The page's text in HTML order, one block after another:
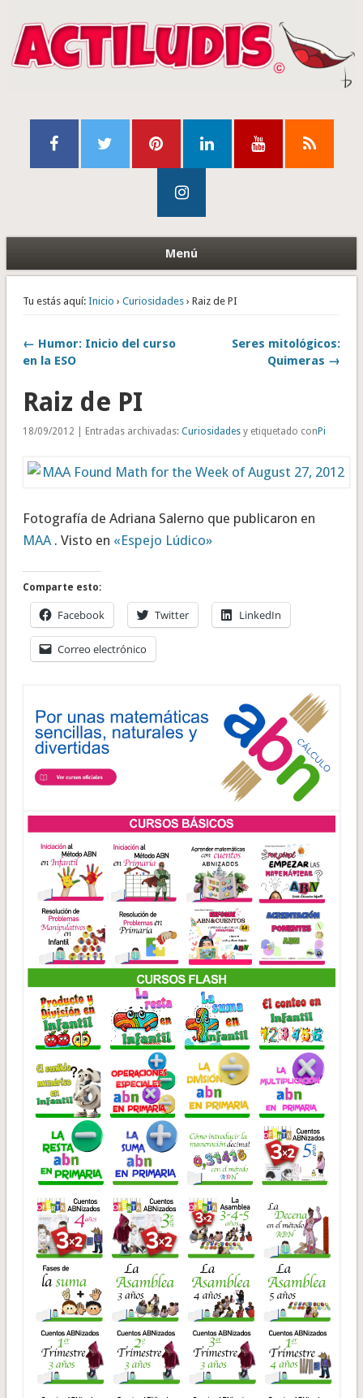
Menú
Tu estás aquí: Inicio › Curiosidades› Raiz de PI
← Humor: Inicio del curso
en la ESO
Seres mitológicos:
Quimeras →
Raiz de PI
18/09/2012 | Entradas archivadas: Curiosidadesy etiquetado con Pi
Fotografía de Adriana Salerno que publicaron en
MAA. Visto en «Espejo Lúdico»
Comparte esto:
Facebook Twitter LinkedIn
Correo electrónico